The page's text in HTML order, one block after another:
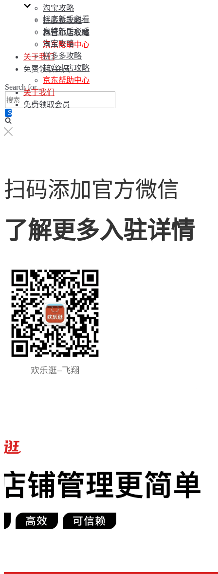
淘宝攻略
拼多多攻略
抖音小店攻略
京东帮助中心
关于我们
免费领取会员
Search for...
抖店新手必看
淘特新手必看
淘宝攻略
拼多多攻略
抖音小店攻略
京东帮助中心
关于我们
免费领取会员
扫码添加官方微信
了解更多入驻详情